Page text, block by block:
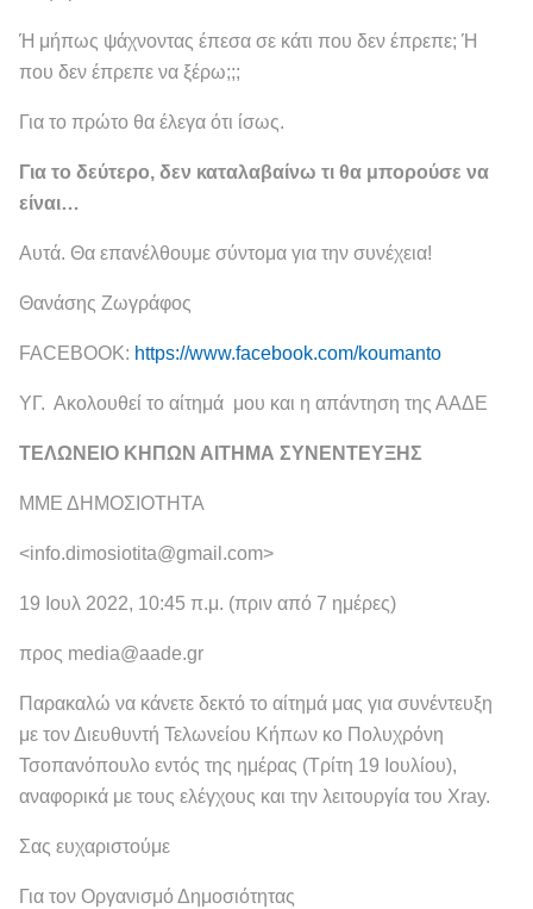
Ή μήπως ψάχνοντας έπεσα σε κάτι που δεν έπρεπε; Ή
που δεν έπρεπε να ξέρω;;;
Για το πρώτο θα έλεγα ότι ίσως.
Για το δεύτερο, δεν καταλαβαίνω τι θα μπορούσε να
είναι…
Αυτά. Θα επανέλθουμε σύντομα για την συνέχεια!
Θανάσης Ζωγράφος
FACEBOOK: https://www.facebook.com/koumanto
ΥΓ. Ακολουθεί το αίτημά μου και η απάντηση της ΑΑΔΕ
ΤΕΛΩΝΕΙΟ ΚΗΠΩΝ ΑΙΤΗΜΑ ΣΥΝΕΝΤΕΥΞΗΣ
ΜΜΕ ΔΗΜΟΣΙΟΤΗΤΑ
<info.dimosiotita@gmail.com>
19 Ιουλ 2022, 10:45 π.μ. (πριν από 7 ημέρες)
προς media@aade.gr
Παρακαλώ να κάνετε δεκτό το αίτημά μας για συνέντευξη
με τον Διευθυντή Τελωνείου Κήπων κο Πολυχρόνη
Τσοπανόπουλο εντός της ημέρας (Τρίτη 19 Ιουλίου),
αναφορικά με τους ελέγχους και την λειτουργία του Xray.
Σας ευχαριστούμε
Για τον Οργανισμό Δημοσιότητας